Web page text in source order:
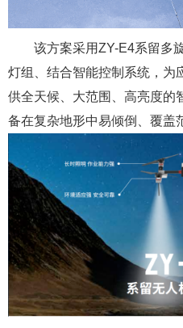
该方案采用ZY-E4系留多
灯组、结合智能控制系统，为
供全天候、大范围、高亮度的
备在复杂地形中易倾倒、覆盖